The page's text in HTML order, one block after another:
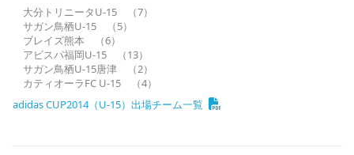
大分トリニータU-15 （7）
サガン鳥栖U-15 （5）
ブレイズ熊本 （6）
アビスパ福岡U-15 （13）
サガン鳥栖U-15唐津 （2）
カティオーラFC U-15 （4）
adidas CUP2014（U-15）出場チーム一覧